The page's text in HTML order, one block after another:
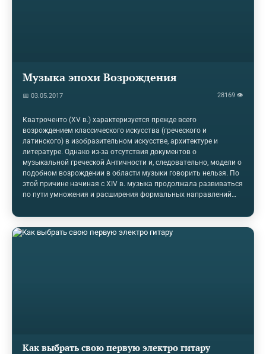
Музыка эпохи Возрождения
📅 03.05.2017 28169 👁
Кватроченто (XV в.) характеризуется прежде всего
возрождением классического искусства (греческого и
латинского) в изобразительном искусстве, архитектуре и
литературе. Однако из-за отсутствия документов о
музыкальной греческой Античности и, следовательно, модели о
подобном возрождении в области музыки говорить нельзя. По
этой причине начиная с XIV в. музыка продолжала развиваться
по пути умножения и расширения формальных направлений
постепенно стало утрачивать свой ореол, в музыке со
становлением так называемой франко-фламандской школы,
или бургундско-фламандской школы в Италии, наступило
Как выбрать свою первую электро гитару